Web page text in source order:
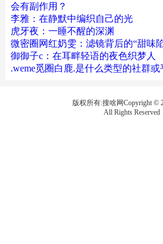
会有副作用？
李雅：在静默中编织自己的光
虎牙夜：一睡不醒的深渊
微密圈网红奶雯：滤镜背后的“甜味
御御子c：在耳畔轻语的夜色织梦人
.weme觅圈白鹿.是什么类型的社群或
版权所有:搜啥网Copyright ©
All Rights Reserved